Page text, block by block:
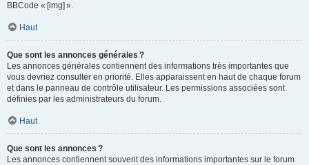
BBCode « [img] ».
Haut
Que sont les annonces générales ?
Les annonces générales contiennent des informations très importantes que
vous devriez consulter en priorité. Elles apparaissent en haut de chaque forum
et dans le panneau de contrôle utilisateur. Les permissions associées sont
définies par les administrateurs du forum.
Haut
Que sont les annonces ?
Les annonces contiennent souvent des informations importantes sur le forum